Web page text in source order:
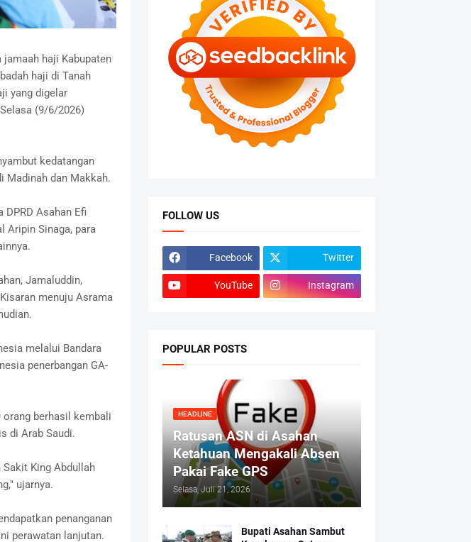
haji Kabupaten
haji di Tanah
yang digelar
(9/6/2026)
kedatangan
Madinah dan Makkah.
Asahan Efi
Aripin Sinaga, para
Jamaluddin,
menuju Asrama
melalui Bandara
penerbangan GA-
orang berhasil kembali
di Arab Saudi.
King Abdullah
ujarnya.
penanganan
perawatan lanjutan.
FOLLOW US
Facebook Twitter
YouTube Instagram
POPULAR POSTS
HEADLINE
Ratusan ASN di Asahan
Ketahuan Mengakali Absen
Pakai Fake GPS
Selasa, Juli 21, 2026
Bupati Asahan Sambut